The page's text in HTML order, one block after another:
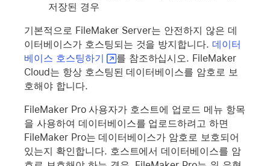
저장된 경우
기본적으로 FileMaker Server는 안전하지 않은 데
이터베이스가 호스팅되는 것을 방지합니다.데이터
베이스 호스팅하기
를 참조하십시오. FileMaker
Cloud는 항상 호스팅된 데이터베이스를 암호로 보
호해야 합니다.
FileMaker Pro 사용자가 호스트에 업로드 메뉴 항목
을 사용하여 데이터베이스를 업로드하려고 하면
FileMaker Pro는 데이터베이스가 암호로 보호되어
있는지 확인합니다. 호스트에서 데이터베이스를 암